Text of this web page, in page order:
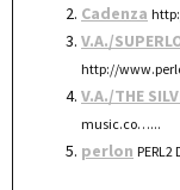
Cadenza
V.A./
http://
V.A./THE
music.co…...
perlon PERL2